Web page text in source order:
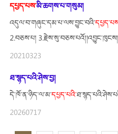
དཔྱད་པས་མི་ཆགས་པ་གསུམ།
འདུལ་བ་གཞུང་དམ་པ་ལས་བྱུང་བའི་
2.བཅས་པ།
20210323
ཐ་སྙད་པའི་ཤེས་བྱ།
དེ་ཁོ་ན་ཉིད་ལ་མ་དཔྱད་པའི་
20260717